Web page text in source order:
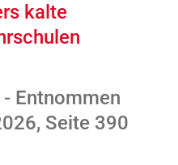
kalte
Entnommen
Seite 390